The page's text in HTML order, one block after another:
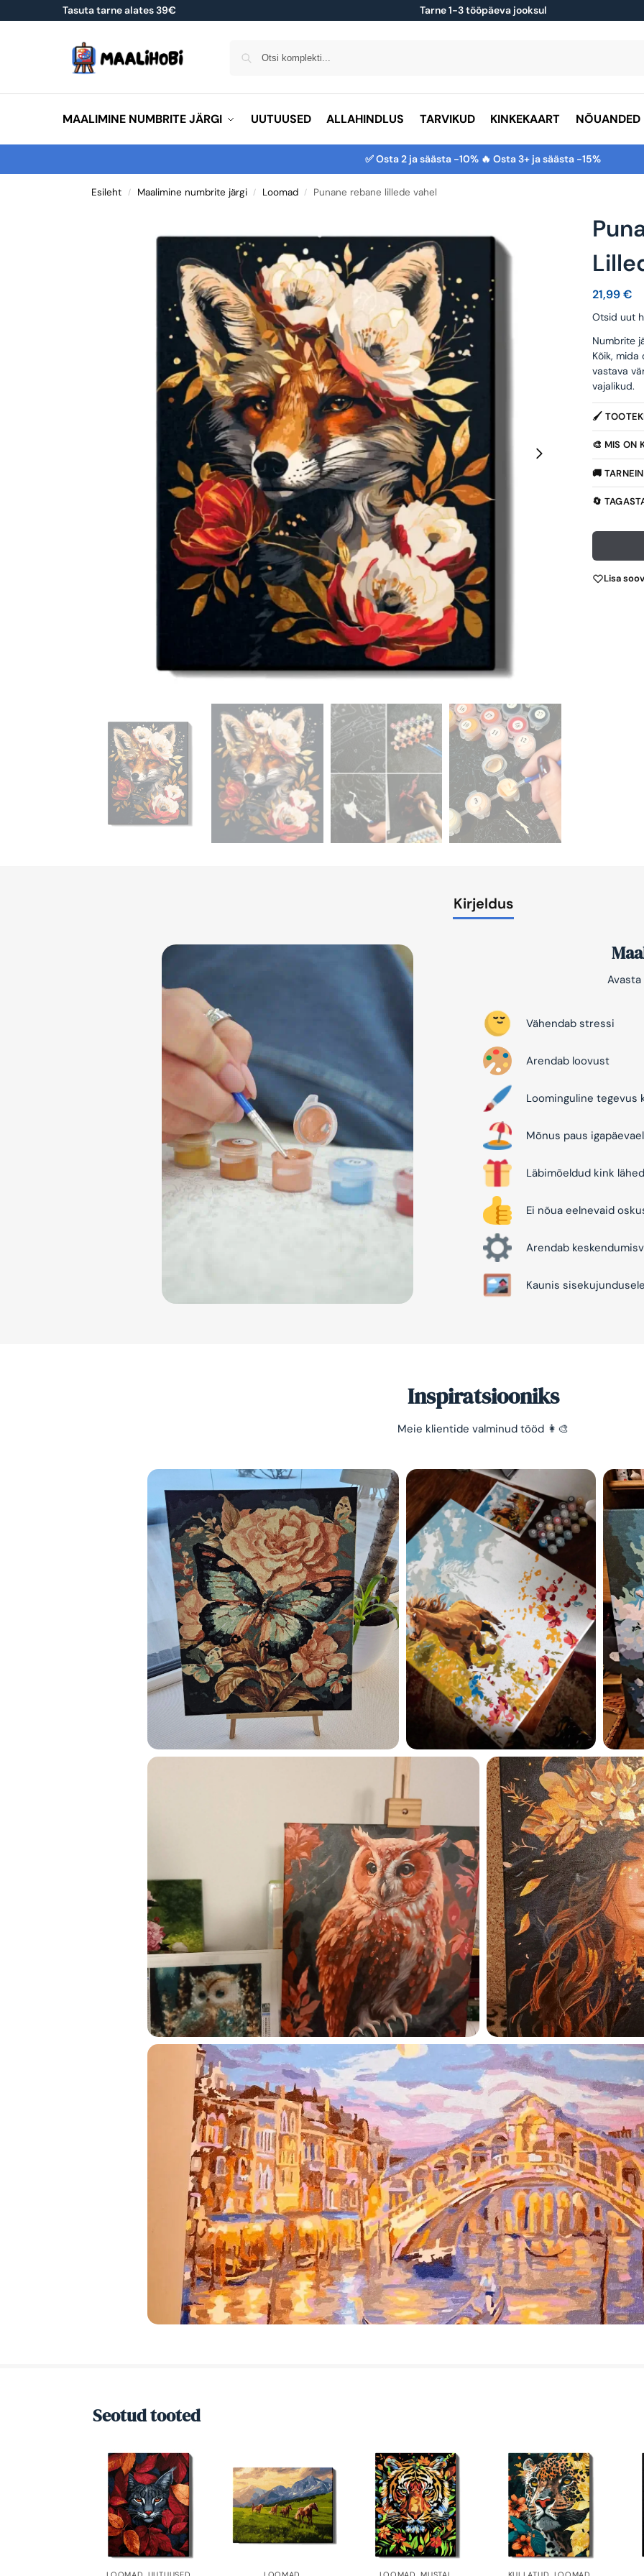
Tasuta tarne alates 39€ Tarne 1-3 tööpäeva jooksul
MAALIMINE NUMBRITE JÄRGI UUTUUSED ALLAHINDLUS TARVIKUD KINKEKAART NÕUANDED
✅ Osta 2 ja säästa -10% 🔥 Osta 3+ ja säästa -15%
Esileht / Maalimine numbrite järgi / Loomad / Punane rebane lillede vahel
21,99€
Otsid uut
Numbrite
Kõik,
vastava
vajalikud.
🖌️
🎨 MIS ON
🚚
🔄
Lisa
Kirjeldus
Vähendab stressi
Arendab loovust
Loominguline tegevus
Mõnus paus
Läbimõeldud kink
Ei nõua eelnevaid
Arendab
Kaunis
Inspiratsiooniks
Meie klientide valminud tööd 👩‍🎨
Seotud tooted
Lihtne viis lõõgastuda ja
mõtted puhata lasta 😌
Olen tutvunud
privaatsuspoliitikaga ja
sellega
Maalihobi.eePrivaatsuspoliitika
TELLI